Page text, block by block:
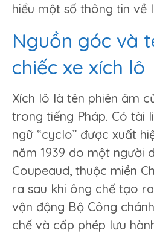
hiểu một số thông tin về
Nguồn góc và
chiếc xe xích lô
Xích lô là tên phiên âm
trong tiếng Pháp. Có tài
ngữ “cyclo” được xuất
năm 1939 do một người
Coupeaud, thuộc miền
ra sau khi ông chế tạo
vận động Bộ Công
chế và cấp phép lưu